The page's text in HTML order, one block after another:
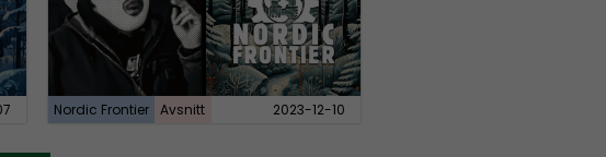
Nordic Frontier Avsnitt 2023-12-10